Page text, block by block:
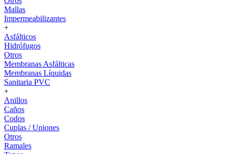
Mallas
Impermeabilizantes
+
Asfálticos
Hidrófugos
Otros
Membranas Asfálticas
Membranas Líquidas
Sanitaria PVC
+
Anillos
Caños
Codos
Cuplas / Uniones
Otros
Ramales